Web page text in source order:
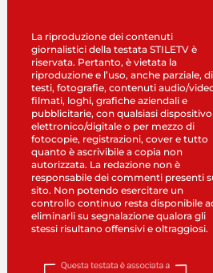
La riproduzione dei contenuti
giornalistici della testata STILETV è
riservata. Pertanto, è vietata la
riproduzione e l’uso, anche parziale, di
testi, fotografie, contenuti audio/
filmati, loghi, grafiche aziendali e
pubblicitarie, con qualsiasi dispositivo
elettronico/digitale o per mezzo di
fotocopie, registrazioni, cover e tutto
quanto è ascrivibile a copia non
autorizzata. La redazione non è
responsabile dei commenti presenti
sito. Non potendo esercitare un
controllo continuo resta disponibile
eliminarli su segnalazione qualora gli
stessi risultano offensivi e oltraggiosi.